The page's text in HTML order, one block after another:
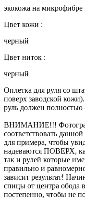
экокожа на микрофибре
Цвет кожи :
черный
Цвет ниток :
черный
Оплетка для руля со
поверх заводской
руль должен полностью
ВНИМАНИЕ!!!
соответствовать
для примера, чтобы
надеваются ПОВЕРХ,
так и рулей которые
правильно и
зависит результат!
спицы от центра обода
постепенно, чтобы не